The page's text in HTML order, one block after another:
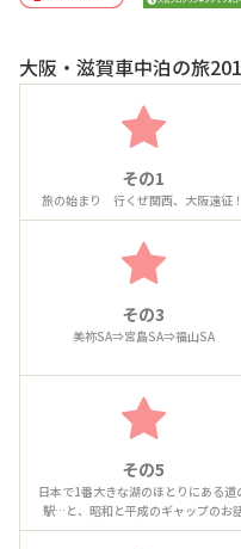
大阪・滋賀車中泊の旅
その1
旅の始まり 行くぜ関西、大阪遠征！
その3
美祢SA⇒宮島SA⇒福山SA
その5
日本で1番大きな湖のほとりにある道
駅…と、昭和と平成のギャップのお